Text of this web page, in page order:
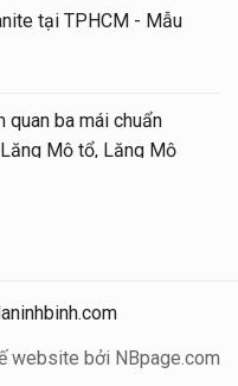
tại TPHCM - Mẫu
quan ba mái chuẩn
Mộ tổ, Lăng Mộ
website bởi NBpage.com